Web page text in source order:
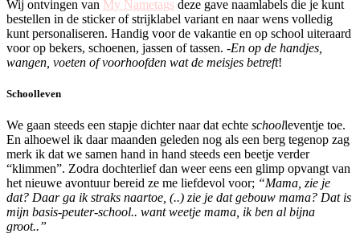
Wij ontvingen van My Nametags deze gave naamlabels die je kunt
bestellen in de sticker of strijklabel variant en naar wens volledig
kunt personaliseren. Handig voor de vakantie en op school uiteraard
voor op bekers, schoenen, jassen of tassen. -En op de handjes,
wangen, voeten of voorhoofden wat de meisjes betreft!
Schoolleven
We gaan steeds een stapje dichter naar dat echte schoolleventje toe.
En alhoewel ik daar maanden geleden nog als een berg tegenop zag
merk ik dat we samen hand in hand steeds een beetje verder
“klimmen”. Zodra dochterlief dan weer eens een glimp opvangt van
het nieuwe avontuur bereid ze me liefdevol voor; “Mama, zie je
dat? Daar ga ik straks naartoe, (..) zie je dat gebouw mama? Dat is
mijn basis-peuter-school.. want weetje mama, ik ben al bijna
groot..”